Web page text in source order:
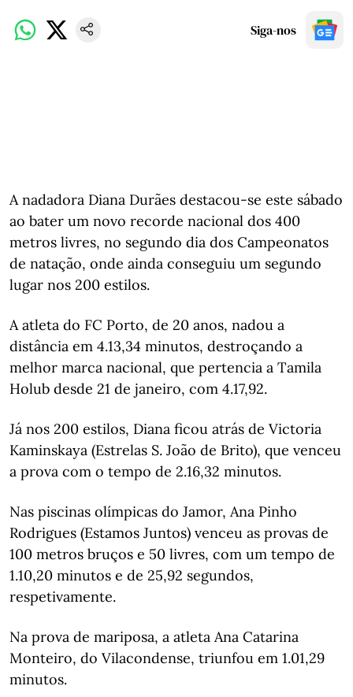
Siga-nos
A nadadora Diana Durães destacou-se este sábado
ao bater um novo recorde nacional dos 400
metros livres, no segundo dia dos Campeonatos
de natação, onde ainda conseguiu um segundo
lugar nos 200 estilos.
A atleta do FC Porto, de 20 anos, nadou a
distância em 4.13,34 minutos, destroçando a
melhor marca nacional, que pertencia a Tamila
Holub desde 21 de janeiro, com 4.17,92.
Já nos 200 estilos, Diana ficou atrás de Victoria
Kaminskaya (Estrelas S. João de Brito), que venceu
a prova com o tempo de 2.16,32 minutos.
Nas piscinas olímpicas do Jamor, Ana Pinho
Rodrigues (Estamos Juntos) venceu as provas de
100 metros bruços e 50 livres, com um tempo de
1.10,20 minutos e de 25,92 segundos,
respetivamente.
Na prova de mariposa, a atleta Ana Catarina
Monteiro, do Vilacondense, triunfou em 1.01,29
minutos.